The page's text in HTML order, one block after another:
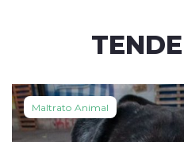
Maltrato Animal